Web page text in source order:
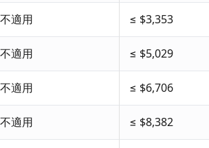
不適用 ≤ $3,353
不適用 ≤ $5,029
不適用 ≤ $6,706
不適用 ≤ $8,382